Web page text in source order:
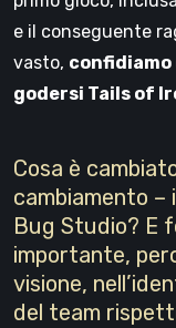
e il conseguente
vasto, confidiamo
godersi Tails of
Cosa è
cambiamento –
Bug Studio? E
importante,
visione,
del team